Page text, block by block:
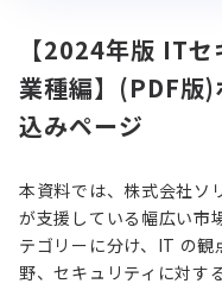
【2024年版 ITセ
業種編】(PDF版)
込みページ
本資料では、株式会社ソ
が支援している幅広い市
テゴリーに分け、IT の
野、セキュリティに対す